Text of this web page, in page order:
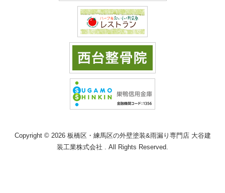
Copyright © 2026 板橋区・練馬区の外壁塗装&雨漏り専門店 大谷建
装工業株式会社 . All Rights Reserved.